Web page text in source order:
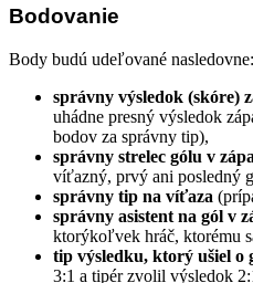
Bodovanie
Body budú udeľované nasledovne:
správny výsledok (skóre)
uhádne presný výsledok
bodov za správny tip),
správny strelec gólu v
víťazný, prvý ani posledný
správny tip na víťaza
správny asistent na gól v
ktorýkoľvek hráč, ktorému
tip výsledku, ktorý ušiel o
3:1 a tipér zvolil výsledok